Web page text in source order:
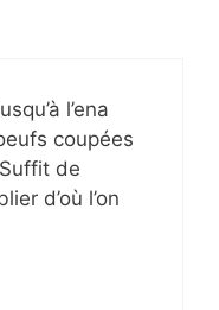
l’ena
coupées
de
d’où l’on